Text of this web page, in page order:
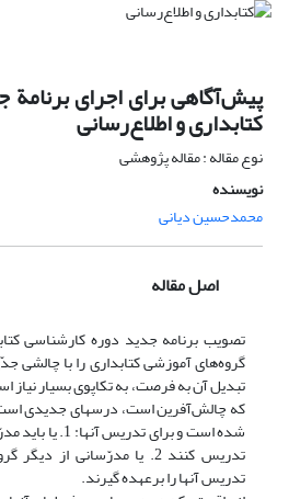
پیش‌آگاهی برای اجرای
کتابداری و اطلاع‌رسانی
نوع مقاله : مقاله پژوهشی
نویسنده
محمدحسین دیانی
اصل مقاله
تصویب برنامه جدید دوره کارشناسی
گروه‌های آموزشی کتابداری را با چالشی
تبدیل آن به فرصت، به تکاپوی بسیار
که چالش‌آفرین است، درسهای جدیدی
شده است و برای
تدریس کنند 2. یا مدرّسانی از
تدریس آنها را برعهده گیرند.